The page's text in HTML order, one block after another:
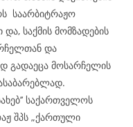
საარბიტრაჟო
საქმის მომზადების
და
გადაეცა მოსარჩელის
საქართველოს
შპს „ქართული